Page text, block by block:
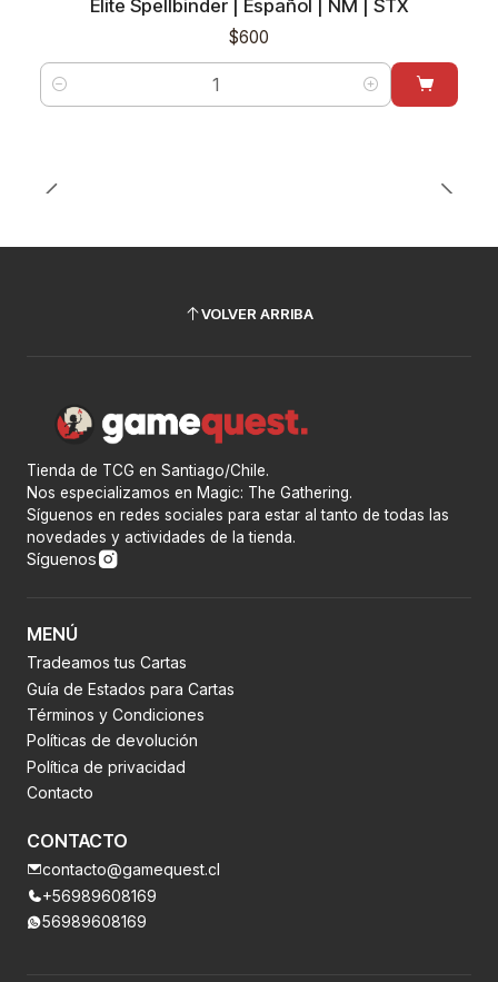
Elite Spellbinder | Español | NM | STX
$600
Cantidad
VOLVER ARRIBA
Tienda de TCG en Santiago/Chile.
Nos especializamos en Magic: The Gathering.
Síguenos en redes sociales para estar al tanto de todas las
novedades y actividades de la tienda.
Síguenos
MENÚ
Tradeamos tus Cartas
Guía de Estados para Cartas
Términos y Condiciones
Políticas de devolución
Política de privacidad
Contacto
CONTACTO
contacto@gamequest.cl
+56989608169
56989608169